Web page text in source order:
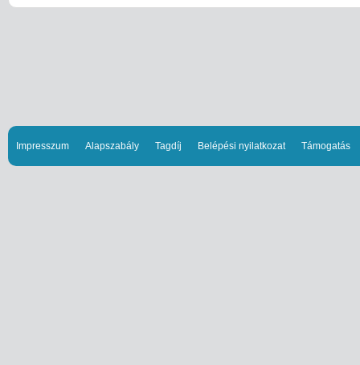
Impresszum Alapszabály Tagdíj Belépési nyilatkozat Támogatás